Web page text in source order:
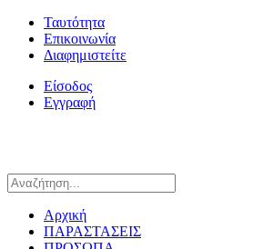
Ταυτότητα
Επικοινωνία
Διαφημιστείτε
Είσοδος
Εγγραφή
Αρχική
ΠΑΡΑΣΤΑΣΕΙΣ